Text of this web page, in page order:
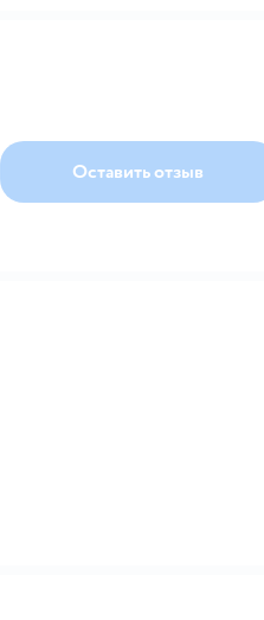
Оставить отзыв